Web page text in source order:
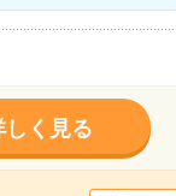
しく見る